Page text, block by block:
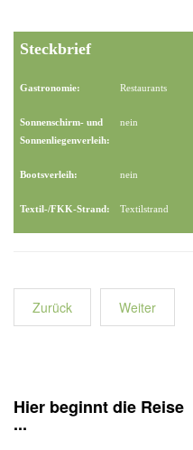
Steckbrief
Gastronomie: Restaurants
Sonnenschirm- und
Sonnenliegenverleih:
nein
Bootsverleih: nein
Textil-/FKK-Strand: Textilstrand
Zurück Weiter
Hier beginnt die Reise
...